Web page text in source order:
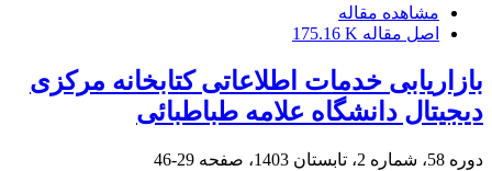
مشاهده مقاله
اصل مقاله 175.16 K
بازاریابی خدمات اطلاعاتی کتابخانه مرکزی
دیجیتال دانشگاه علامه طباطبائی
دوره 58، شماره 2، تابستان 1403، صفحه 29-46